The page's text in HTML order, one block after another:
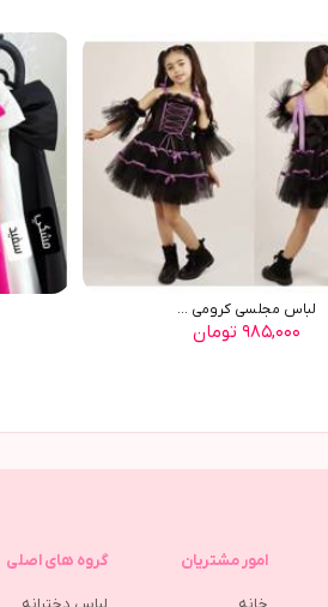
لباس مجلسی کرومی ...
۹۸۵,۰۰۰ تومان
امور مشتریان گروه های اصلی